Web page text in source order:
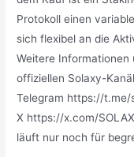
Protokoll einen
sich flexibel an die
Weitere Informationen
offiziellen Solaxy-
Telegram https://
X https://x.com/
läuft nur noch für